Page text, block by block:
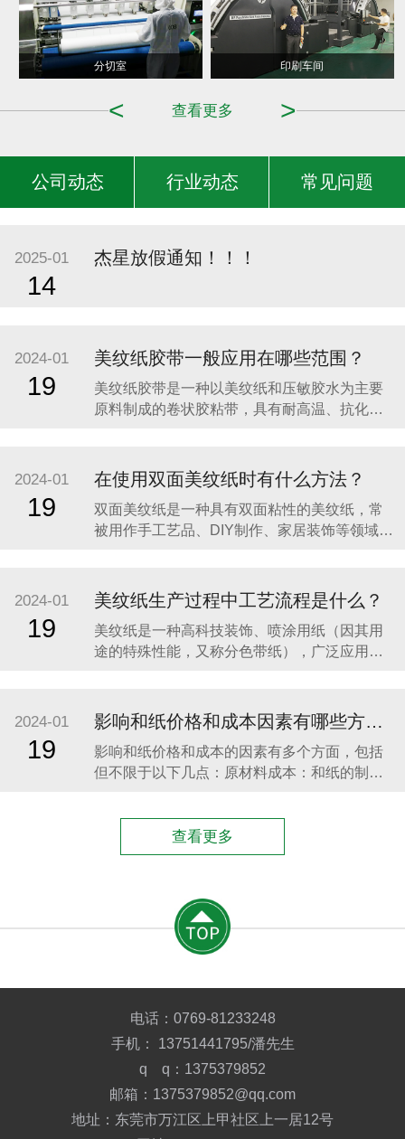
分切室 印刷车间
>
查看更多
<
造纸车间
公司动态 行业动态 常见问题
2025-01
14
杰星放假通知！！！
2024-01
19
美纹纸胶带一般应用在哪些范围？
​美纹纸胶带是一种以美纹纸和压敏胶水为主要
原料制成的卷状胶粘带，具有耐高温、抗化学
办公用品：美纹纸胶带是一种非常常用的办公
用品，它具有撕裂性好、粘合力强、拼接坚固
的特点，可以用来装订文件、保护文件、绑扎
纸张，或者用于
2024-01
19
在使用双面美纹纸时有什么方法？
​双面美纹纸是一种具有双面粘性的美纹纸，常
被用作手工艺品、DIY制作、家居装饰等领域的
如纸张、布料、塑料等。在使用双面美纹纸
时，可以按照以下步骤进行：​1、确保被粘贴的
表面干净、干燥、平整。2、选择合适的双面美
纹纸型号和
2024-01
19
美纹纸生产过程中工艺流程是什么？
​美纹纸是一种高科技装饰、喷涂用纸（因其用
途的特殊性能，又称分色带纸），广泛应用于
骤：​添加原料：首先需要添加制造美纹纸所需
的原料，如丙烯酸等。乳化：将原料加入乳化
罐进行乳化。反应釜加热：将乳化后的原料放
入反应釜进行加热
2024-01
19
影响和纸价格和成本因素有哪些方面？
​影响和纸价格和成本的因素有多个方面，包括
但不限于以下几点：原材料成本：和纸的制作
和售价。​生产工艺与技术：和纸的生产工艺相
对独特，传统的和纸制作工艺可能需要更多的
技术引入也会对成
查看更多
电话： 0769-81233248
手机： 13751441795/潘先生
q q：1375379852
邮箱：1375379852@qq.com
地址：东莞市万江区上甲社区上一居12号